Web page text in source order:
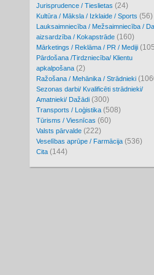
Jurisprudence / Tieslietas (24)
Kultūra / Māksla / Izklaide / Sports (56)
Lauksaimniecība / Mežsaimniecība /
aizsardzība / Kokapstrāde (160)
Mārketings / Reklāma / PR / Mediji
Pārdošana /Tirdzniecība/ Klientu
apkalpošana (2)
Ražošana / Mehānika / Strādnieki
Sezonas darbi/ Kvalificēti strādnieki/
Amatnieki/ Dažādi (300)
Transports / Loģistika (508)
Tūrisms / Viesnīcas (60)
Valsts pārvalde (222)
Veselības aprūpe / Farmācija (536)
Cita (144)